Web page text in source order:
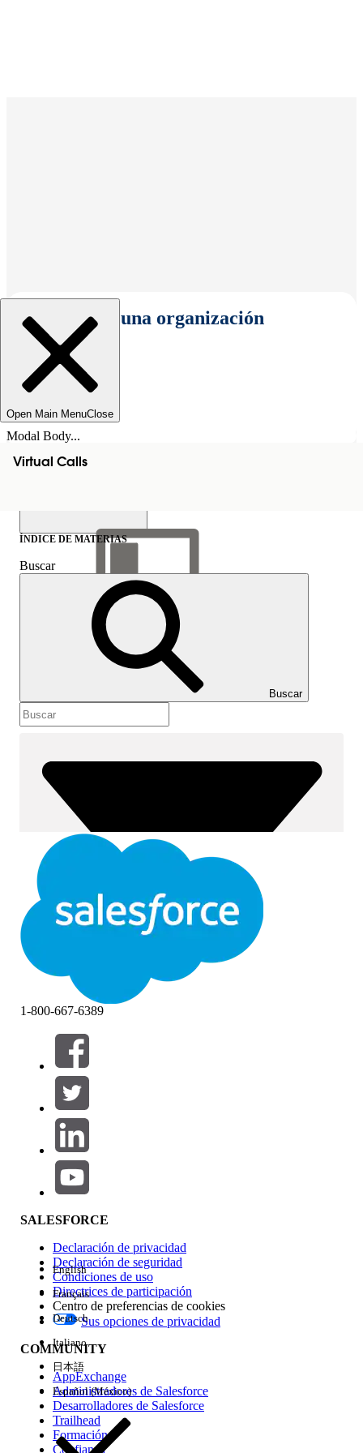
Seleccionar una organización
Open Main MenuClose
Modal Body...
Virtual Calls
Mostrar índice de
materias
Índice de materias
ÍNDICE DE MATERIAS
Buscar
Buscar
Filtros (0)
SELECCIONAR FILTROS
Área de productos
Repercusión de función
Edición
Experiencia
1-800-667-6389
SALESFORCE
Declaración de privacidad
Declaración de seguridad
Condiciones de uso
Directrices de participación
Centro de preferencias de cookies
Sus opciones de privacidad
COMMUNITY
AppExchange
Administradores de Salesforce
Desarrolladores de Salesforce
Trailhead
Formación
Confianza
English
Français
Deutsch
Italiano
日本語
Español (México)